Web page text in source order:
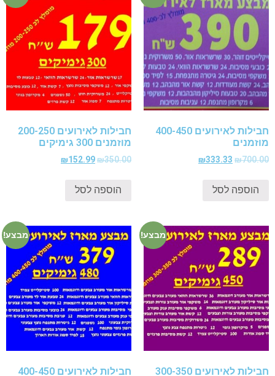
חבילות לאירועים 400-450
מוזמנים
₪700.00
₪333.33
הוספה לסל
חבילות לאירועים 200-250
מוזמנים 300 גימיקים
₪350.00
₪152.99
הוספה לסל
מבצע!
חבילות לאירועים 300-350
מבצע!
חבילות לאירועים 400-450